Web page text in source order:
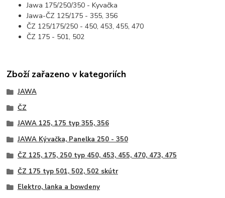
Jawa 175/250/350 - Kyvačka
Jawa-ČZ 125/175 - 355, 356
ČZ 125/175/250 - 450, 453, 455, 470
ČZ 175 - 501, 502
Zboží zařazeno v kategoriích
JAWA
ČZ
JAWA 125, 175 typ 355, 356
JAWA Kývačka, Panelka 250 - 350
ČZ 125, 175, 250 typ 450, 453, 455, 470, 473, 475
ČZ 175 typ 501, 502, 502 skútr
Elektro, lanka a bowdeny